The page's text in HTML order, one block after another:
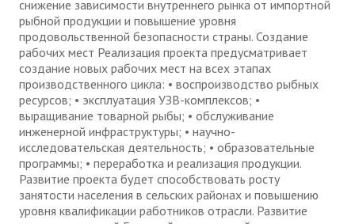
снижение зависимости внутреннего рынка от импортной
рыбной продукции и повышение уровня
продовольственной безопасности страны. Создание
рабочих мест Реализация проекта предусматривает
создание новых рабочих мест на всех этапах
производственного цикла: • воспроизводство рыбных
ресурсов; • эксплуатация УЗВ-комплексов; •
выращивание товарной рыбы; • обслуживание
инженерной инфраструктуры; • научно-
исследовательская деятельность; • образовательные
программы; • переработка и реализация продукции.
Развитие проекта будет способствовать росту
занятости населения в сельских районах и повышению
уровня квалификации работников отрасли. Развитие